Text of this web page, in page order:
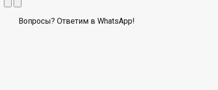
Вопросы? Ответим в WhatsApp!